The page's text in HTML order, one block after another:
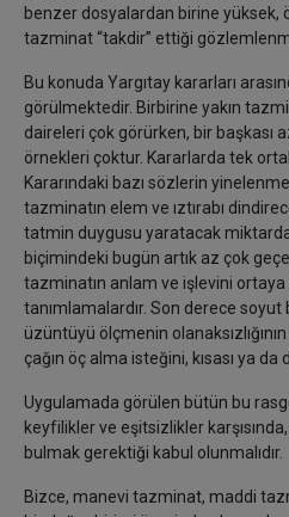
benzer dosyalardan birine yüksek,
tazminat “takdir” ettiği
Bu konuda Yargıtay kararları
görülmektedir. Birbirine yakın
daireleri çok görürken, bir başkası
örnekleri çoktur. Kararlarda tek
Kararındaki bazı sözlerin
tazminatın elem ve ıztırabı
tatmin duygusu yaratacak
biçimindeki bugün artık az çok
tazminatın anlam ve işlevini
tanımlamalardır. Son derece soyut
üzüntüyü ölçmenin
çağın öç alma isteğini, kısası ya da
Uygulamada görülen bütün bu
keyfilikler ve eşitsizlikler
bulmak gerektiği kabul olunmalıdır.
Bizce, manevi tazminat, maddi